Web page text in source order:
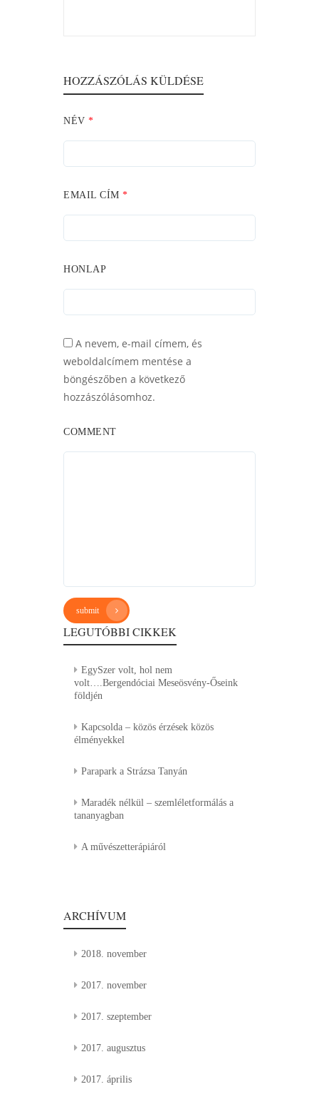
HOZZÁSZÓLÁS KÜLDÉSE
NÉV *
EMAIL CÍM *
HONLAP
A nevem, e-mail címem, és
weboldalcímem mentése a
böngészőben a következő
hozzászólásomhoz.
COMMENT
submit
LEGUTÓBBI CIKKEK
EgySzer volt, hol nem
volt….Bergendóciai Meseösvény-Őseink
földjén
Kapcsolda – közös érzések közös
élményekkel
Parapark a Strázsa Tanyán
Maradék nélkül – szemléletformálás a
tananyagban
A művészetterápiáról
ARCHÍVUM
2018. november
2017. november
2017. szeptember
2017. augusztus
2017. április